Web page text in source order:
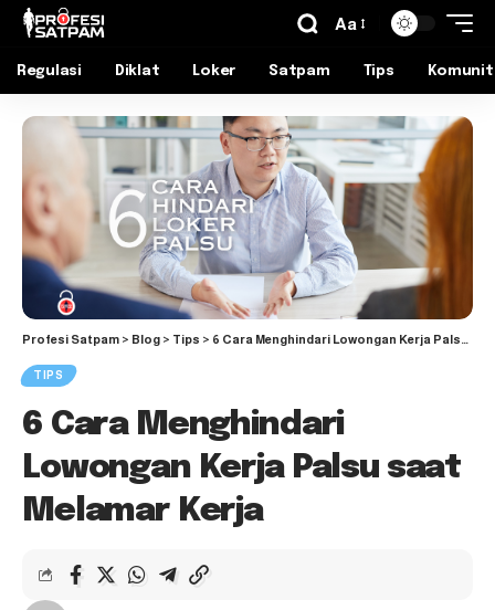
Aa
Regulasi Diklat Loker Satpam Tips
Profesi Satpam > Blog > Tips > 6 Cara Menghindari Lowongan Kerja Palsu saat Melamar Kerja
TIPS
6 Cara Menghindari
Lowongan Kerja Palsu saat
Melamar Kerja